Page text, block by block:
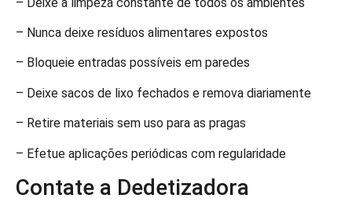
– Nunca deixe resíduos alimentares expostos
– Bloqueie entradas possíveis em paredes
– Deixe sacos de lixo fechados e remova diariamente
– Retire materiais sem uso para as pragas
– Efetue aplicações periódicas com regularidade
Contate a Dedetizadora